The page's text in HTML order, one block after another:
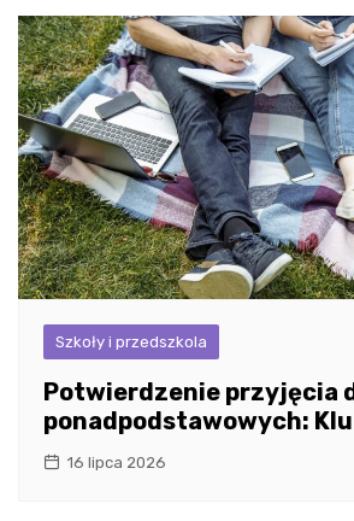
Szkoły i przedszkola
Potwierdzenie przyjęcia
ponadpodstawowych:
16 lipca 2026